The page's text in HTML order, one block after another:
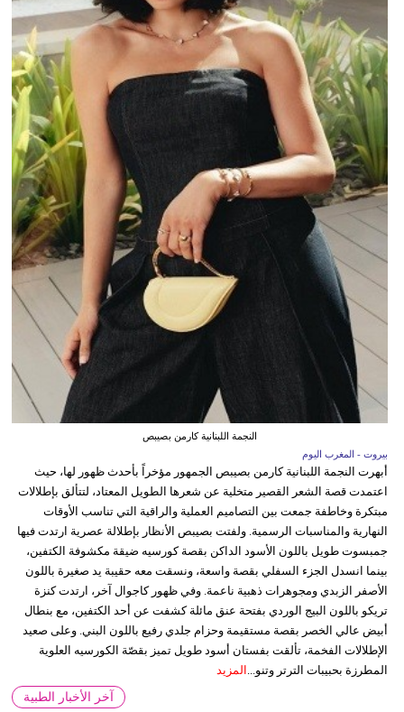
النجمة اللبنانية كارمن بصيبص
بيروت - المغرب اليوم
أبهرت النجمة اللبنانية كارمن بصيبص الجمهور مؤخراً بأحدث ظهور لها، حيث
اعتمدت قصة الشعر القصير متخلية عن شعرها الطويل المعتاد، لتتألق بإطلالات
مبتكرة وخاطفة جمعت بين التصاميم العملية والراقية التي تناسب الأوقات
النهارية والمناسبات الرسمية. ولفتت بصيبص الأنظار بإطلالة عصرية ارتدت فيها
جمبسوت طويل باللون الأسود الداكن بقصة كورسيه ضيقة مكشوفة الكتفين،
بينما انسدل الجزء السفلي بقصة واسعة، ونسقت معه حقيبة يد صغيرة باللون
الأصفر الزبدي ومجوهرات ذهبية ناعمة. وفي ظهور كاجوال آخر، ارتدت كنزة
تريكو باللون البيج الوردي بفتحة عنق مائلة كشفت عن أحد الكتفين، مع بنطال
أبيض عالي الخصر بقصة مستقيمة وحزام جلدي رفيع باللون البني. وعلى صعيد
الإطلالات الفخمة، تألقت بفستان أسود طويل تميز بقصّة الكورسيه العلوية
المطرزة بحبيبات الترتر وتنو... المزيد
آخر الأخبار الطبية